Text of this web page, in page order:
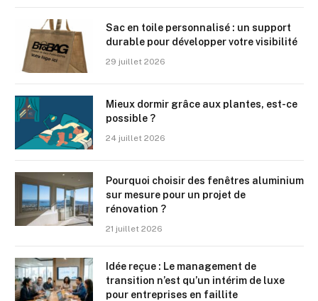
Sac en toile personnalisé : un support
durable pour développer votre visibilité
29 juillet 2026
Mieux dormir grâce aux plantes, est-ce
possible ?
24 juillet 2026
Pourquoi choisir des fenêtres aluminium
sur mesure pour un projet de
rénovation ?
21 juillet 2026
Idée reçue : Le management de
transition n’est qu’un intérim de luxe
pour entreprises en faillite